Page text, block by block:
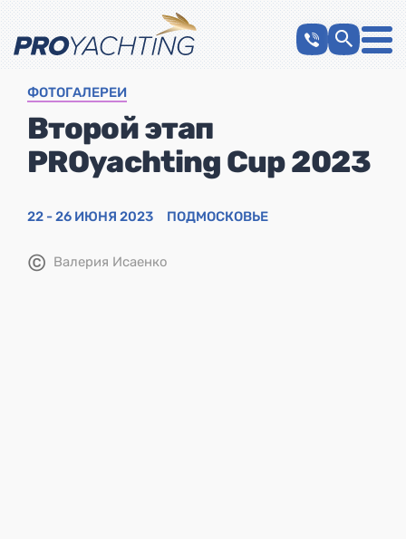
ФОТОГАЛЕРЕИ
Второй этап
PROyachting Cup 2023
22 - 26 ИЮНЯ 2023 ПОДМОСКОВЬЕ
© Валерия Исаенко